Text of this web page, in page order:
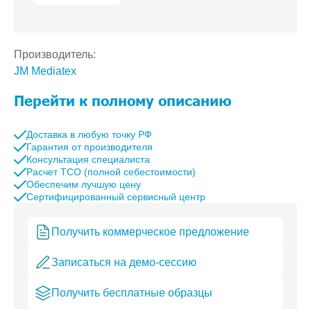
Производитель:
JM Mediatex
Перейти к полному описанию
Доставка в любую точку РФ
Гарантия от производителя
Консультация специалиста
Расчет TCO (полной себестоимости)
Обеспечим лучшую цену
Сертифицированный сервисный центр
Получить коммерческое предложение
Записаться на демо-сессию
Получить бесплатные образцы